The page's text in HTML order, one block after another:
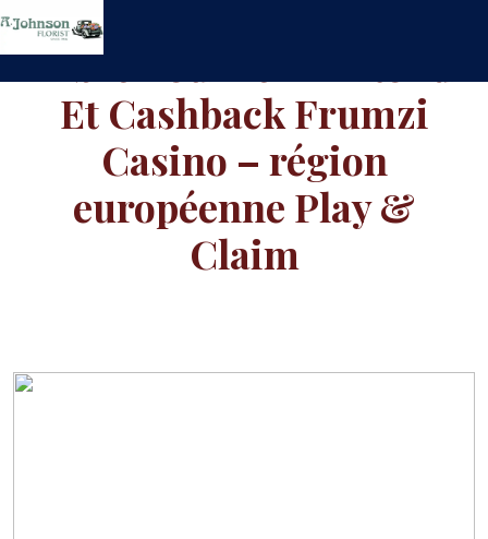
Skip
to
Libre Tourner En Rond
Et Cashback Frumzi
Casino – région
européenne Play &
Claim